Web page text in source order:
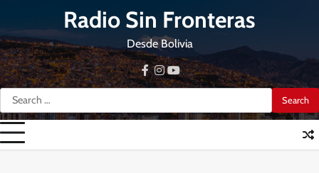
content
Radio Sin Fronteras
Desde Bolivia
Search
for:
facebook
instagram
youtube